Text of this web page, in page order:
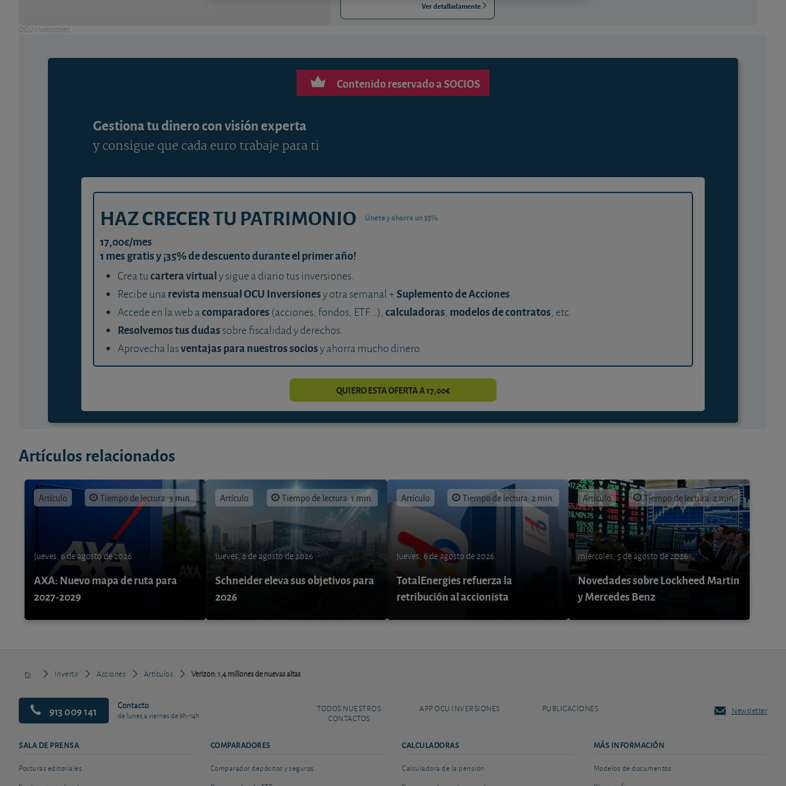
OCU Inversiones
Ver detalladamente
Contenido reservado a SOCIOS
Gestiona tu dinero con visión experta
y consigue que cada euro trabaje para ti
HAZ CRECER TU PATRIMONIO Únete y ahorra un 35%
17,00€/mes
1 mes gratis y ¡35% de descuento durante el primer año!
Crea tucartera virtualy sigue a diario tus inversiones.
Recibe unarevista mensual OCU Inversionesy otra semanal +Suplemento de Acciones.
Accede en la web acomparadores (acciones, fondos, ETF...), calculadoras, modelos de contratos, etc.
Resolvemos tus dudas sobre fiscalidad y derechos.
Aprovecha lasventajas para nuestros sociosy ahorra mucho dinero.
QUIERO ESTA OFERTA A 17,00€
Artículos relacionados
Artículo Tiempo de lectura: 3 min.
jueves, 6 de agosto de 2026
AXA: Nuevo mapa de ruta para
2027-2029
Artículo Tiempo de lectura: 1 min.
jueves, 6 de agosto de 2026
Schneider eleva sus objetivos para
2026
Artículo Tiempo de lectura: 2 min.
jueves, 6 de agosto de 2026
TotalEnergies refuerza la
retribución al accionista
Artículo Tiempo de lectura: 2 min.
miércoles, 5 de agosto de 2026
Novedades sobre Lockheed Martin
y Mercedes Benz
Invertir Acciones Artículos Verizon: 1,4 millones de nuevas altas
913 009 141 Contacto
de lunes a viernes de 9h-14h
TODOS NUESTROS
CONTACTOS
APP OCU INVERSIONES PUBLICACIONES Newsletter
SALA DE PRENSA
Posturas editoriales
COMPARADORES
Comparador depósitos y seguros
CALCULADORAS
Calculadora de la pensión
MÁS INFORMACIÓN
Modelos de documentos